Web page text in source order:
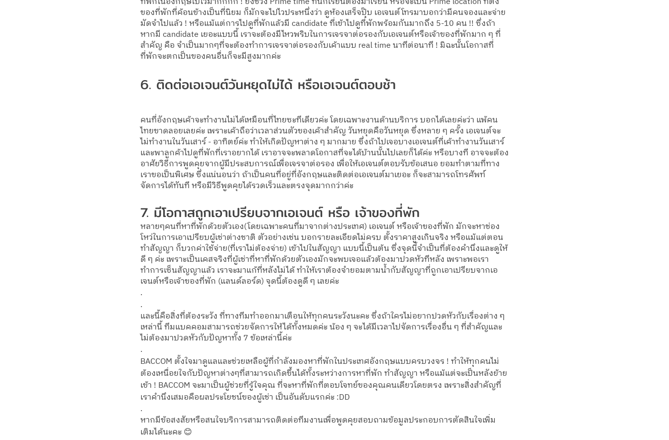
ของที่พักที่ค้อนข้างเป็นที่นิยม ก็มักจะไปไวประหนึ่งว่า ดูห้องเสร็จปุ๊บ เอเจนต์โทรมาบอกว่ามีคนจองและจ่าย
มัดจำไปแล้ว ! หรือแม้แต่การไปดูที่พักแล้วมี candidate ที่เข้าไปดูที่พักพร้อมกันมากถึง 5-10 คน !! ซึ่งถ้า
หากมี candidate เยอะแบบนี้ เราจะต้องมีไหวพริบในการเจรจาต่อรองกับเอเจนต์หรือเจ้าของที่พักมาก ๆ ที่
สำคัญ คือ จำเป็นมากๆที่จะต้องทำการเจรจาต่อรองกับเค้าแบบ real time นาทีต่อนาที ! มิฉะนั้นโอกาสที่
ที่พักจะตกเป็นของคนอื่นก็จะมีสูงมากค่ะ
6. ติดต่อเอเจนต์วันหยุดไม่ได้ หรือเอเจนต์ตอบช้า
คนที่อังกฤษเค้าจะทำงานไม่ได้เหมือนที่ไทยซะทีเดียวค่ะ โดยเฉพาะงานด้านบริการ บอกได้เลยค่ะว่า แพ้คน
ไทยขาดลอยเลยค่ะ เพราะเค้าถือว่าเวลาส่วนตัวของเค้าสำคัญ วันหยุดคือวันหยุด ซึ่งหลาย ๆ ครั้ง เอเจนต์จะ
ไม่ทำงานในวันเสาร์ - อาทิตย์ค่ะ ทำให้เกิดปัญหาต่าง ๆ มากมาย ซึ่งถ้าไปเจอบางเอเจนต์ที่เค้าทำงานวันเสาร์
และพาลูกค้าไปดูที่พักที่เราอยากได้ เราอาจจะพลาดโอกาสที่จะได้บ้านนั้นไปเลยก็ได้ค่ะ หรือบางที อาจจะต้อง
อาศัยวิธีการพูดคุยจากผู้มีประสบการณ์เพื่อเจรจาต่อรอง เพื่อให้เอเจนต์ตอบรับข้อเสนอ ยอมทำตามที่ทาง
เราขอเป็นพิเศษ ซึ่งแน่นอนว่า ถ้าเป็นคนที่อยู่ที่อังกฤษและติดต่อเอเจนต์มาเยอะ ก็จะสามารถโทรศัพท์
จัดการได้ทันที หรือมีวิธีพูดคุยได้รวดเร็วและตรงจุดมากกว่าค่ะ
7. มีโอกาสถูกเอาเปรียบจากเอเจนต์ หรือ เจ้าของที่พัก
หลายๆคนที่หาที่พักด้วยตัวเอง(โดยเฉพาะคนที่มาจากต่างประเทศ) เอเจนต์ หรือเจ้าของที่พัก มักจะหาช่อง
โหว่ในการเอาเปรียบผู้เช่าต่างชาติ ตัวอย่างเช่น บอกรายละเอียดไม่ครบ ตั้งราคาสูงเกินจริง หรือแม้แต่ตอน
ทำสัญญา ก็บวกค่าใช้จ่าย(ที่เราไม่ต้องจ่าย) เข้าไปในสัญญา แบบนี้เป็นต้น ซึ่งจุดนี้จำเป็นที่ต้องคำนึงและดูให้
ดี ๆ ค่ะ เพราะเป็นเคสจริงที่ผู้เช่าที่หาที่พักด้วยตัวเองมักจะพบเจอแล้วต้องมาปวดหัวทีหลัง เพราะพอเรา
ทำการเซ็นสัญญาแล้ว เราจะมาแก้ที่หลังไม่ได้ ทำให้เราต้องจำยอมตามน้ำกับสัญญาที่ถูกเอาเปรียบจากเอ
เจนต์หรือเจ้าของที่พัก (แลนด์ลอร์ด) จุดนี้ต้องดูดี ๆ เลยค่ะ
.
.
และนี้คือสิ่งที่ต้องระวัง ที่ทางทีมทำออกมาเตือนให้ทุกคนระวังนะคะ ซึ่งถ้าใครไม่อยากปวดหัวกับเรื่องต่าง ๆ
เหล่านี้ ทีมแบคคอมสามารถช่วยจัดการให้ได้ทั้งหมดค่ะ น้อง ๆ จะได้มีเวลาไปจัดการเรื่องอื่น ๆ ที่สำคัญและ
ไม่ต้องมาปวดหัวกับปัญหาทั้ง 7 ข้อเหล่านี้ค่ะ
.
BACCOM ตั้งใจมาดูแลและช่วยเหลือผู้ที่กำลังมองหาที่พักในประเทศอังกฤษแบบครบวงจร ! ทำให้ทุกคนไม่
ต้องเหนื่อยใจกับปัญหาต่างๆที่สามารถเกิดขึ้นได้ทั้งระหว่างการหาที่พัก ทำสัญญา หรือแม้แต่จะเป็นหลังย้าย
เข้า ! BACCOM จะมาเป็นผู้ช่วยที่รู้ใจคุณ ที่จะหาที่พักที่ตอบโจทย์ของคุณคนเดียวโดยตรง เพราะสิ่งสำคัญที่
เราคำนึงเสมอคือผลประโยชน์ของผู้เช่า เป็นอันดับแรกค่ะ :DD
.
หากมีข้อสงสัยหรือสนใจบริการสามารถติดต่อทีมงานเพื่อพูดคุยสอบถามข้อมูลประกอบการตัดสินใจเพิ่ม
เติมได้นะคะ 😊